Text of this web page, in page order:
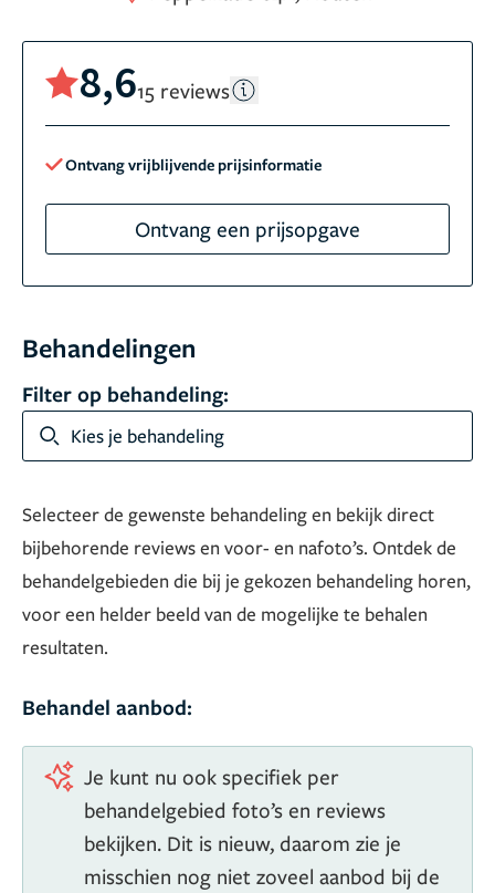
8,615 reviews
Ontvang vrijblijvende prijsinformatie
Ontvang een prijsopgave
Behandelingen
Filter op behandeling:
Kies je behandeling
Selecteer de gewenste behandeling en bekijk direct
bijbehorende reviews en voor- en nafoto’s. Ontdek de
behandelgebieden die bij je gekozen behandeling horen,
voor een helder beeld van de mogelijke te behalen
resultaten.
Behandel aanbod:
Je kunt nu ook specifiek per
behandelgebied foto’s en reviews
bekijken. Dit is nieuw, daarom zie je
misschien nog niet zoveel aanbod bij de